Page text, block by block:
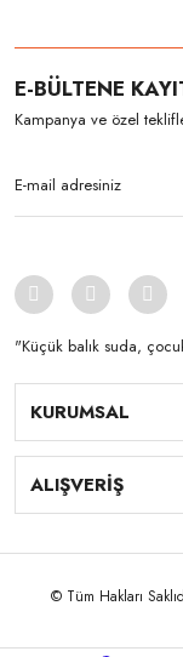
E-BÜLTENE
Kampanya ve özel
"Küçük balık suda,
KURUMSAL
ALIŞVERİŞ
© Tüm Hakları